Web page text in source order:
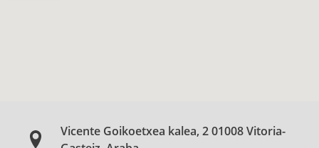
Vicente Goikoetxea kalea, 2 01008 Vitoria-